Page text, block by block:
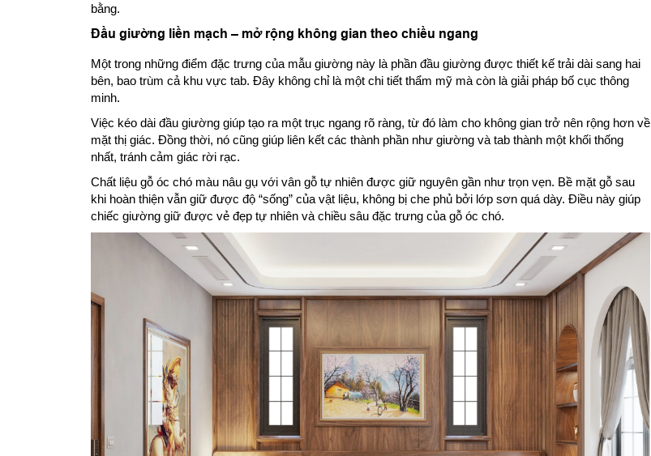
bằng.
Đầu giường liền mạch – mở rộng không gian theo chiều ngang
Một trong những điểm đặc trưng của mẫu giường này là phần đầu giường được thiết kế trải dài sang hai
bên, bao trùm cả khu vực tab. Đây không chỉ là một chi tiết thẩm mỹ mà còn là giải pháp bố cục thông
minh.
Việc kéo dài đầu giường giúp tạo ra một trục ngang rõ ràng, từ đó làm cho không gian trở nên rộng hơn về
mặt thị giác. Đồng thời, nó cũng giúp liên kết các thành phần như giường và tab thành một khối thống
nhất, tránh cảm giác rời rạc.
Chất liệu gỗ óc chó màu nâu gụ với vân gỗ tự nhiên được giữ nguyên gần như trọn vẹn. Bề mặt gỗ sau
khi hoàn thiện vẫn giữ được độ “sống” của vật liệu, không bị che phủ bởi lớp sơn quá dày. Điều này giúp
chiếc giường giữ được vẻ đẹp tự nhiên và chiều sâu đặc trưng của gỗ óc chó.